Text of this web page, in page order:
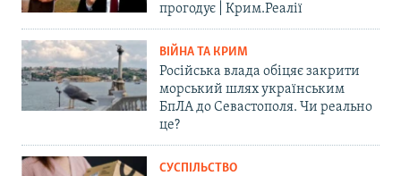
прогодує | Крим.Реалії
ВІЙНА ТА КРИМ
Російська влада обіцяє закрити
морський шлях українським
БпЛА до Севастополя. Чи реально
це?
СУСПІЛЬСТВО